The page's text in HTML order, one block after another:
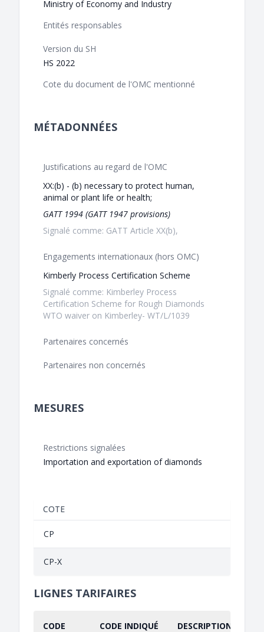
Ministry of Economy and Industry
Entités responsables
Version du SH
HS 2022
Cote du document de l'OMC mentionné
MÉTADONNÉES
Justifications au regard de l'OMC
XX:(b) - (b) necessary to protect human,
animal or plant life or health;
GATT 1994 (GATT 1947 provisions)
Signalé comme: GATT Article XX(b),
Engagements internationaux (hors OMC)
Kimberly Process Certification Scheme
Signalé comme: Kimberley Process
Certification Scheme for Rough Diamonds
WTO waiver on Kimberley- WT/L/1039
Partenaires concernés
Partenaires non concernés
MESURES
Restrictions signalées
Importation and exportation of diamonds
COTE
CP
CP-X
LIGNES TARIFAIRES
CODE CODE INDIQUÉ DESCRIPTION